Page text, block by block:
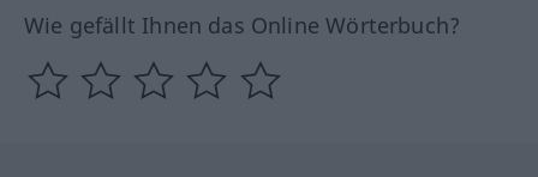
Wie gefällt Ihnen das Online Wörterbuch?